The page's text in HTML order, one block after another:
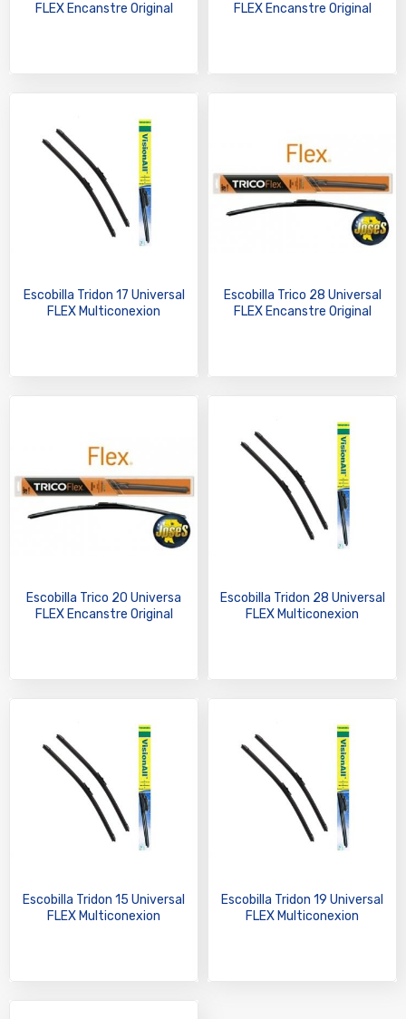
FLEX Encanstre Original
FLEX Encanstre Original
Escobilla Tridon 17 Universal
FLEX Multiconexion
Escobilla Trico 28 Universal
FLEX Encanstre Original
Escobilla Trico 20 Universa
FLEX Encanstre Original
Escobilla Tridon 28 Universal
FLEX Multiconexion
Escobilla Tridon 15 Universal
FLEX Multiconexion
Escobilla Tridon 19 Universal
FLEX Multiconexion